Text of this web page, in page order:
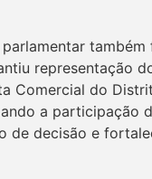
representação
Comercial do
a participação
de decisão e